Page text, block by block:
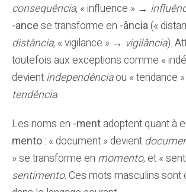
consequência, « influence » →
-ance se transforme en -ância(«
distância, « vigilance » → vigilância).
toutefois aux exceptions comme «
devient independênciaou « tendance
tendência.
Les noms en -mentadoptent quant à
mento : « document » devient
» se transforme en momento, et «
sentimento. Ces mots masculins sont